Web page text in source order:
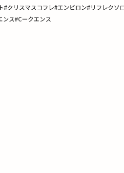
スマスコフレ#エンビロン#リフレクソ
ス#Cークエンス